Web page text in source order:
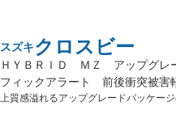
スズキクロスビー
ＨＹＢＲＩＤ ＭＺ アップグレ
フィックアラート 前後衝突被害
上質感溢れるアップグレードパッケー